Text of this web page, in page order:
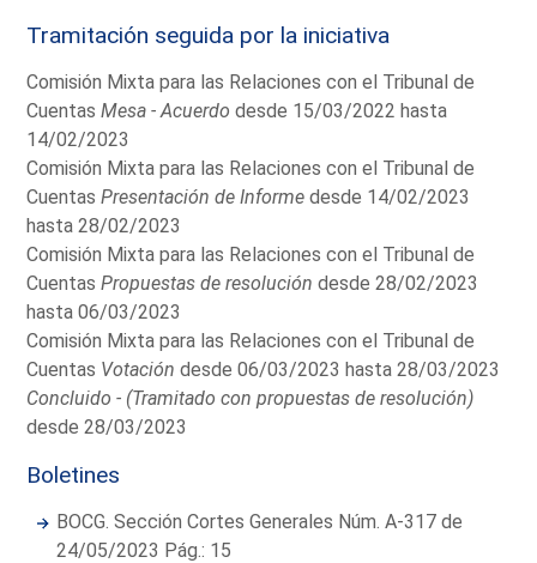
Tramitación seguida por la iniciativa
Comisión Mixta para las Relaciones con el Tribunal de
CuentasMesa - Acuerdo desde 15/03/2022 hasta
14/02/2023
Comisión Mixta para las Relaciones con el Tribunal de
CuentasPresentación de Informe desde 14/02/2023
hasta 28/02/2023
Comisión Mixta para las Relaciones con el Tribunal de
CuentasPropuestas de resolución desde 28/02/2023
hasta 06/03/2023
Comisión Mixta para las Relaciones con el Tribunal de
Cuentas Votación desde 06/03/2023 hasta 28/03/2023
Concluido - (Tramitado con propuestas de resolución)
desde 28/03/2023
Boletines
BOCG. Sección Cortes Generales Núm. A-317 de
24/05/2023 Pág.: 15